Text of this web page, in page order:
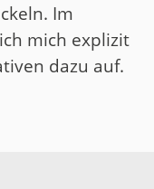
Im
mich explizit
dazu auf.